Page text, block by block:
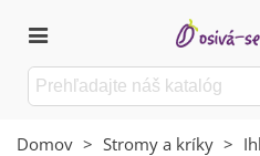
Domov > Stromy a kríky >